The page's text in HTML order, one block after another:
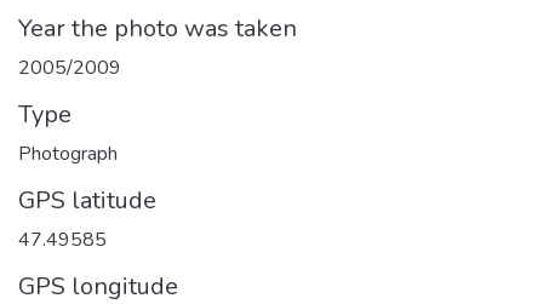
Year the photo was taken
2005/2009
Type
Photograph
GPS latitude
47.49585
GPS longitude